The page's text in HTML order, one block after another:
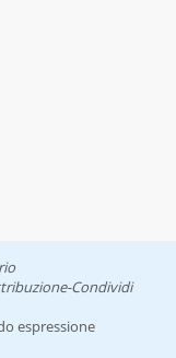
Condividi
espressione